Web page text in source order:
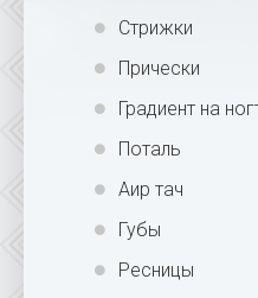
Стрижки
Прически
Градиент на
Поталь
Аир тач
Губы
Ресницы